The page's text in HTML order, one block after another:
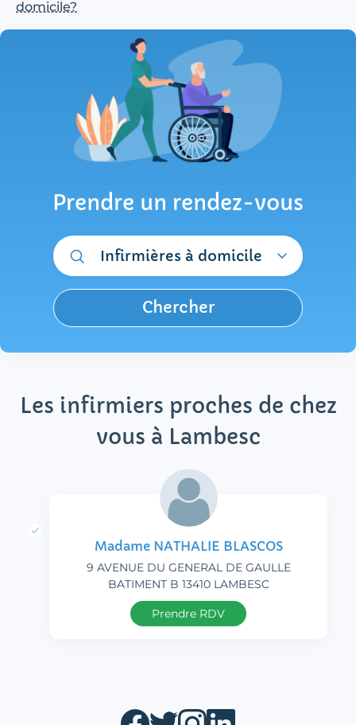
domicile?
Prendre un rendez-vous
Infirmières à domicile
Chercher
Les infirmiers proches de chez
vous à Lambesc
Madame NATHALIE BLASCOS
9 AVENUE DU GENERAL DE GAULLE
BATIMENT B 13410 LAMBESC
Prendre RDV